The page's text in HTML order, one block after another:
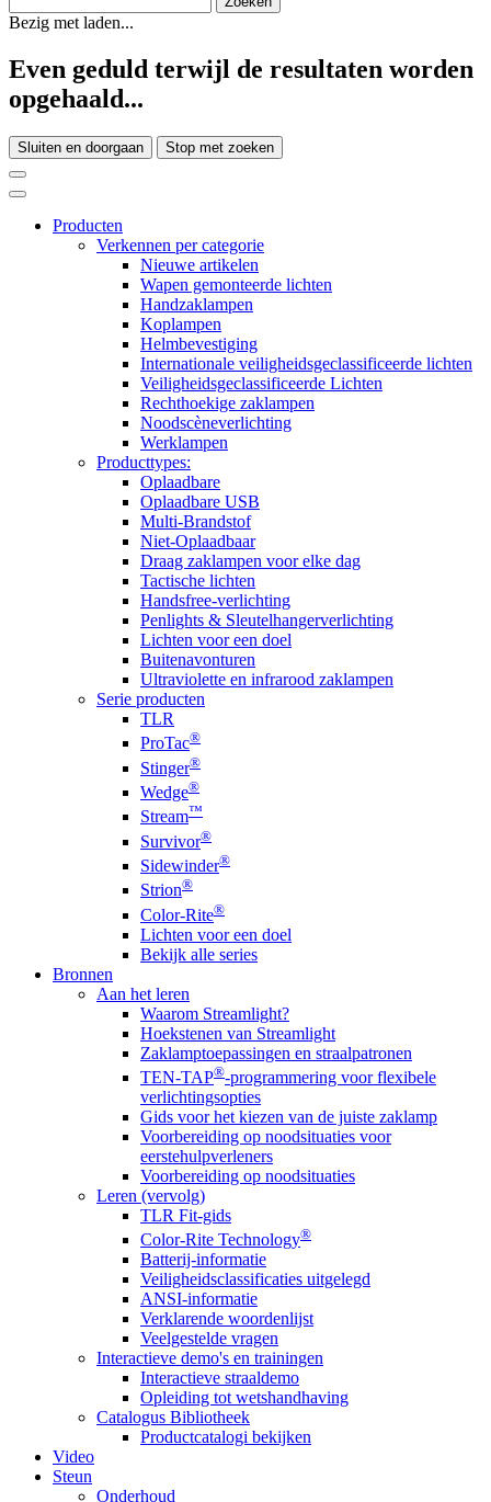
Bezig met laden...
Even geduld terwijl de resultaten worden
opgehaald...
Sluiten en doorgaan Stop met zoeken
Producten
Verkennen per categorie
Nieuwe artikelen
Wapen gemonteerde lichten
Handzaklampen
Koplampen
Helmbevestiging
Internationale veiligheidsgeclassificeerde lichten
Veiligheidsgeclassificeerde Lichten
Rechthoekige zaklampen
Noodscèneverlichting
Werklampen
Producttypes:
Oplaadbare
Oplaadbare USB
Multi-Brandstof
Niet-Oplaadbaar
Draag zaklampen voor elke dag
Tactische lichten
Handsfree-verlichting
Penlights & Sleutelhangerverlichting
Lichten voor een doel
Buitenavonturen
Ultraviolette en infrarood zaklampen
Serie producten
TLR
ProTac®
Stinger®
Wedge®
Stream™
Survivor®
Sidewinder®
Strion®
Color-Rite®
Lichten voor een doel
Bekijk alle series
Bronnen
Aan het leren
Waarom Streamlight?
Hoekstenen van Streamlight
Zaklamptoepassingen en straalpatronen
TEN-TAP®-programmering voor flexibele
verlichtingsopties
Gids voor het kiezen van de juiste zaklamp
Voorbereiding op noodsituaties voor
eerstehulpverleners
Voorbereiding op noodsituaties
Leren (vervolg)
TLR Fit-gids
Color-Rite Technology®
Batterij-informatie
Veiligheidsclassificaties uitgelegd
ANSI-informatie
Verklarende woordenlijst
Veelgestelde vragen
Interactieve demo's en trainingen
Interactieve straaldemo
Opleiding tot wetshandhaving
Catalogus Bibliotheek
Productcatalogi bekijken
Video
Steun
Onderhoud